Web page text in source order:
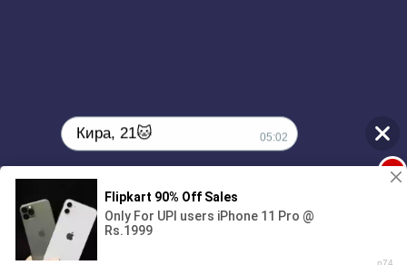
01/07
00:00
Кира, 21🐱 05:02
1